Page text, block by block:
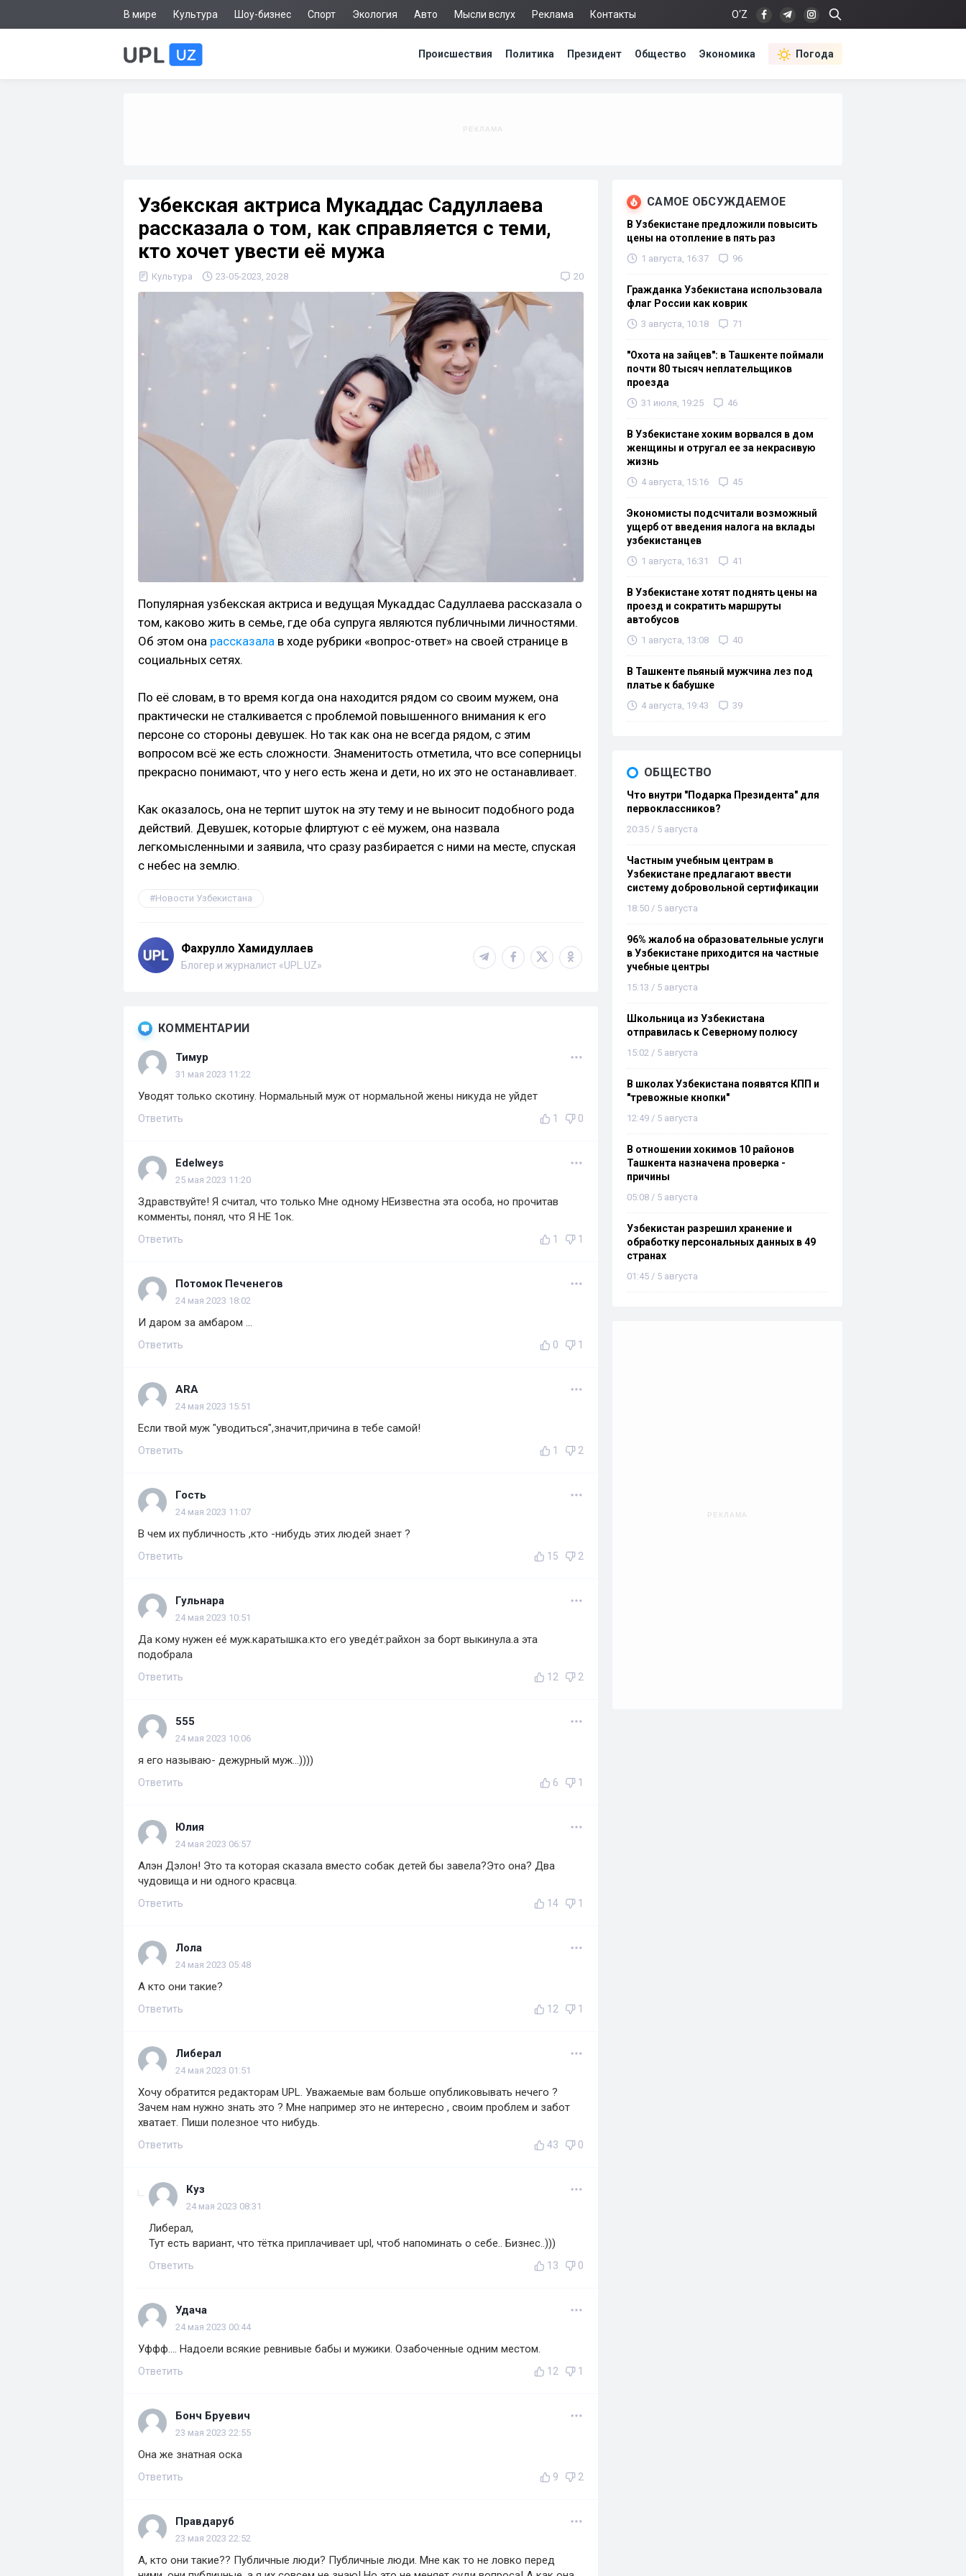
В мире Культура Шоу-бизнес Спорт Экология Авто Мысли вслух Реклама Контакты O‘Z
Происшествия Политика Президент Общество Экономика Погода
Узбекская актриса Мукаддас Садуллаева
рассказала о том, как справляется с теми,
кто хочет увести её мужа
Культура 23-05-2023, 20:28 20
Популярная узбекская актриса и ведущая Мукаддас Садуллаева рассказала о
том, каково жить в семье, где оба супруга являются публичными личностями.
Об этом она рассказала в ходе рубрики «вопрос-ответ» на своей странице в
социальных сетях.
По её словам, в то время когда она находится рядом со своим мужем, она
практически не сталкивается с проблемой повышенного внимания к его
персоне со стороны девушек. Но так как она не всегда рядом, с этим
вопросом всё же есть сложности. Знаменитость отметила, что все соперницы
прекрасно понимают, что у него есть жена и дети, но их это не останавливает.
Как оказалось, она не терпит шуток на эту тему и не выносит подобного рода
действий. Девушек, которые флиртуют с её мужем, она назвала
легкомысленными и заявила, что сразу разбирается с ними на месте, спуская
с небес на землю.
Новости Узбекистана
Фахрулло Хамидуллаев
Блогер и журналист «UPL.UZ»
КОММЕНТАРИИ
Тимур
31 мая 2023 11:22
Уводят только скотину. Нормальный муж от нормальной жены никуда не уйдет
Ответить 1 0
Edelweys
25 мая 2023 11:20
Здравствуйте! Я считал, что только Мне одному НЕизвестна эта особа, но прочитав
комменты, понял, что Я НЕ 1ок.
Ответить 1 1
Потомок Печенегов
24 мая 2023 18:02
И даром за амбаром ...
Ответить 0 1
ARA
24 мая 2023 15:51
Если твой муж "уводиться",значит,причина в тебе самой!
Ответить 1 2
Гость
24 мая 2023 11:07
В чем их публичность ,кто -нибудь этих людей знает ?
Ответить 15 2
Гульнара
24 мая 2023 10:51
Да кому нужен ее́ муж.каратышка.кто его уведе́т.райхон за борт выкинула.а эта
подобрала
Ответить 12 2
555
24 мая 2023 10:06
я его называю- дежурный муж...))))
Ответить 6 1
Юлия
24 мая 2023 06:57
Алэн Дэлон! Это та которая сказала вместо собак детей бы завела?Это она? Два
чудовища и ни одного красвца.
Ответить 14 1
Лола
24 мая 2023 05:48
А кто они такие?
Ответить 12 1
Либерал
24 мая 2023 01:51
Хочу обратится редакторам UPL. Уважаемые вам больше опубликовывать нечего ?
Зачем нам нужно знать это ? Мне например это не интересно , своим проблем и забот
хватает. Пиши полезное что нибудь.
Ответить 43 0
Куз
24 мая 2023 08:31
Либерал,
Тут есть вариант, что тётка приплачивает upl, чтоб напоминать о себе.. Бизнес..)))
Ответить 13 0
Удача
24 мая 2023 00:44
Уффф.... Надоели всякие ревнивые бабы и мужики. Озабоченные одним местом.
Ответить 12 1
Бонч Бруевич
23 мая 2023 22:55
Она же знатная оска
Ответить 9 2
Правдаруб
23 мая 2023 22:52
А, кто они такие?? Публичные люди? Публичные люди. Мне как то не ловко перед
САМОЕ ОБСУЖДАЕМОЕ
В Узбекистане предложили повысить
цены на отопление в пять раз
1 августа, 16:37 96
Гражданка Узбекистана использовала
флаг России как коврик
3 августа, 10:18 71
"Охота на зайцев": в Ташкенте поймали
почти 80 тысяч неплательщиков
проезда
31 июля, 19:25 46
В Узбекистане хоким ворвался в дом
женщины и отругал ее за некрасивую
жизнь
4 августа, 15:16 45
Экономисты подсчитали возможный
ущерб от введения налога на вклады
узбекистанцев
1 августа, 16:31 41
В Узбекистане хотят поднять цены на
проезд и сократить маршруты
автобусов
1 августа, 13:08 40
В Ташкенте пьяный мужчина лез под
платье к бабушке
4 августа, 19:43 39
ОБЩЕСТВО
Что внутри "Подарка Президента" для
первоклассников?
20:35 / 5 августа
Частным учебным центрам в
Узбекистане предлагают ввести
систему добровольной сертификации
18:50 / 5 августа
96% жалоб на образовательные услуги
в Узбекистане приходится на частные
учебные центры
15:13 / 5 августа
Школьница из Узбекистана
отправилась к Северному полюсу
15:02 / 5 августа
В школах Узбекистана появятся КПП и
"тревожные кнопки"
12:49 / 5 августа
В отношении хокимов 10 районов
Ташкента назначена проверка -
причины
05:08 / 5 августа
Узбекистан разрешил хранение и
обработку персональных данных в 49
странах
01:45 / 5 августа